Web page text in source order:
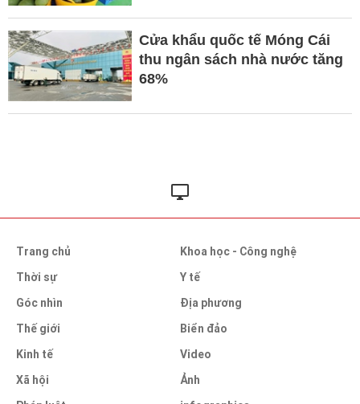
Cửa khẩu quốc tế Móng Cái
thu ngân sách nhà nước tăng
68%
Trang chủ
Thời sự
Góc nhìn
Thế giới
Kinh tế
Xã hội
Khoa học - Công nghệ
Y tế
Địa phương
Biển đảo
Video
Ảnh